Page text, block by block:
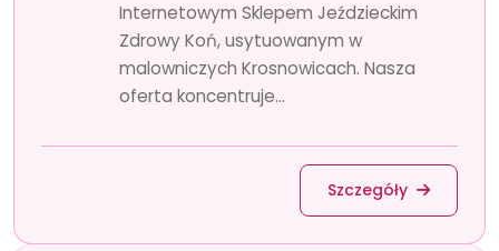
Internetowym Sklepem Jeździeckim
Zdrowy Koń, usytuowanym w
malowniczych Krosnowicach. Nasza
oferta koncentruje...
Szczegóły